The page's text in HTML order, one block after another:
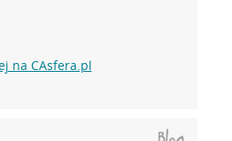
na CAsfera.pl